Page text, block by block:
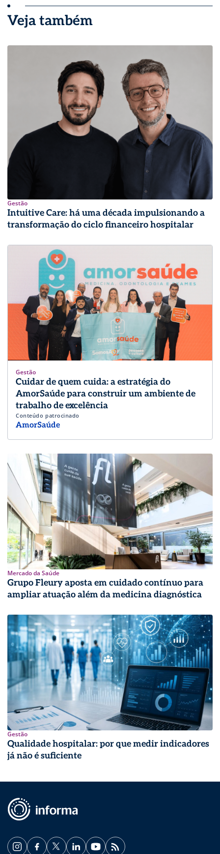
Veja também
Gestão
Intuitive Care: há uma década impulsionando a
transformação do ciclo financeiro hospitalar
Gestão
Cuidar de quem cuida: a estratégia do
AmorSaúde para construir um ambiente de
trabalho de excelência
Conteúdo patrocinado
AmorSaúde
Mercado da Saúde
Grupo Fleury aposta em cuidado contínuo para
ampliar atuação além da medicina diagnóstica
Gestão
Qualidade hospitalar: por que medir indicadores
já não é suficiente